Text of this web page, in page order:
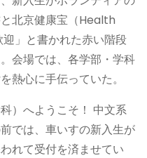
北京健康宝（Health
」と書かれた赤い階段
会場では、各学部・学科
熱心に手伝っていた。
）へようこそ！ 中文系
では、車いすの新入生が
れて受付を済ませてい